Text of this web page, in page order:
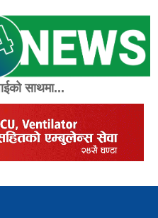
साथमा...